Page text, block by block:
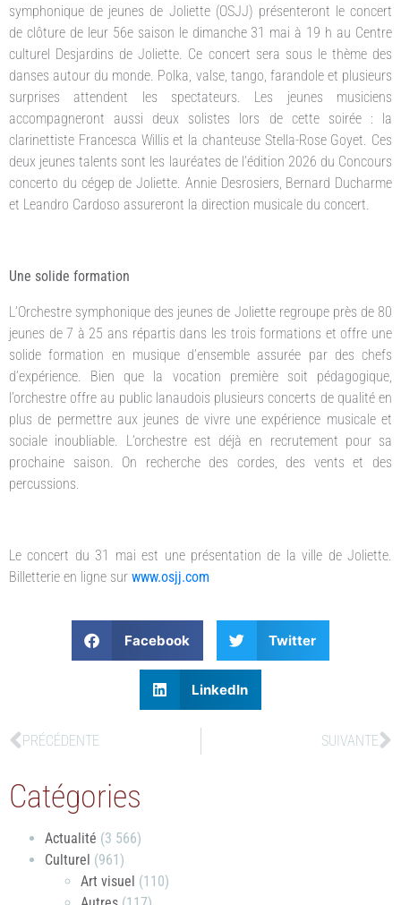
symphonique de jeunes de Joliette (OSJJ) présenteront le concert
de clôture de leur 56e saison le dimanche 31 mai à 19 h au Centre
culturel Desjardins de Joliette. Ce concert sera sous le thème des
danses autour du monde. Polka, valse, tango, farandole et plusieurs
surprises attendent les spectateurs. Les jeunes musiciens
accompagneront aussi deux solistes lors de cette soirée : la
clarinettiste Francesca Willis et la chanteuse Stella-Rose Goyet. Ces
deux jeunes talents sont les lauréates de l’édition 2026 du Concours
concerto du cégep de Joliette. Annie Desrosiers, Bernard Ducharme
et Leandro Cardoso assureront la direction musicale du concert.
Une solide formation
L’Orchestre symphonique des jeunes de Joliette regroupe près de 80
jeunes de 7 à 25 ans répartis dans les trois formations et offre une
solide formation en musique d’ensemble assurée par des chefs
d’expérience. Bien que la vocation première soit pédagogique,
l’orchestre offre au public lanaudois plusieurs concerts de qualité en
plus de permettre aux jeunes de vivre une expérience musicale et
sociale inoubliable. L’orchestre est déjà en recrutement pour sa
prochaine saison. On recherche des cordes, des vents et des
percussions.
Le concert du 31 mai est une présentation de la ville de Joliette.
Billetterie en ligne sur www.osjj.com
Facebook Twitter
LinkedIn
PRÉCÉDENTE SUIVANTE
Catégories
Actualité (3 566)
Culturel (961)
Art visuel (110)